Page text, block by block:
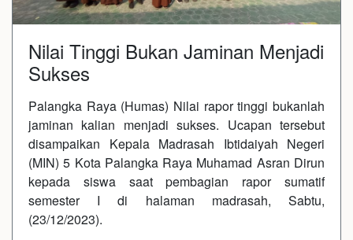
Nilai Tinggi Bukan Jaminan Menjadi
Sukses
Palangka Raya (Humas) Nilai rapor tinggi bukanlah
jaminan kalian menjadi sukses. Ucapan tersebut
disampaikan Kepala Madrasah Ibtidaiyah Negeri
(MIN) 5 Kota Palangka Raya Muhamad Asran Dirun
kepada siswa saat pembagian rapor sumatif
semester I di halaman madrasah, Sabtu,
(23/12/2023).